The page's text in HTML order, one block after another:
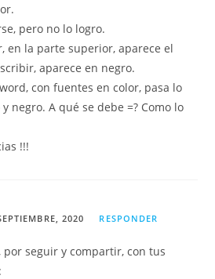
pero no lo logro.
en la parte superior, aparece el
aparece en negro.
con fuentes en color, pasa lo
negro. A qué se debe =? Como lo
!!!
2020 RESPONDER
por seguir y compartir, con tus